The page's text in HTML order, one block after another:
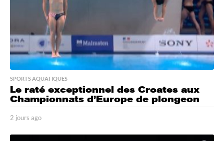
SPORTS AQUATIQUES
Le raté exceptionnel des Croates aux
Championnats d’Europe de plongeon
2 jours ago
o